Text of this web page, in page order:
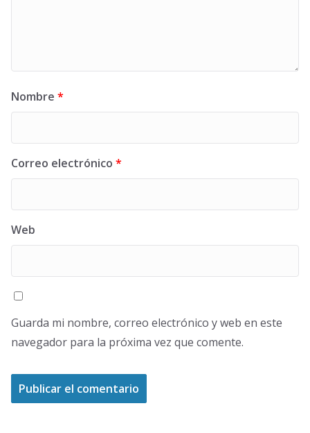
Nombre *
Correo electrónico *
Web
Guarda mi nombre, correo electrónico y web en este
navegador para la próxima vez que comente.